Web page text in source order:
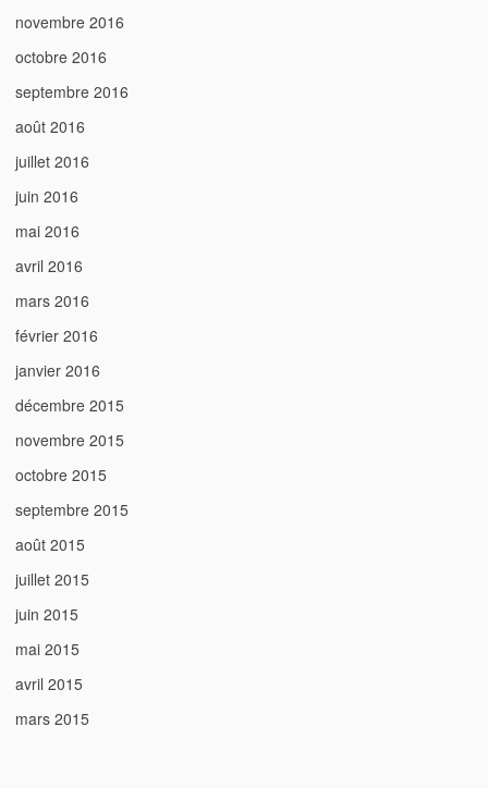
novembre 2016
octobre 2016
septembre 2016
août 2016
juillet 2016
juin 2016
mai 2016
avril 2016
mars 2016
février 2016
janvier 2016
décembre 2015
novembre 2015
octobre 2015
septembre 2015
août 2015
juillet 2015
juin 2015
mai 2015
avril 2015
mars 2015